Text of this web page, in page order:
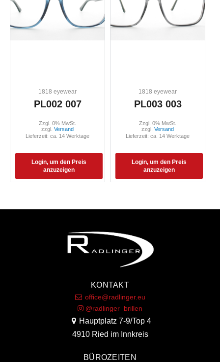
1818 eyewear
PL002 007
Login, um den Preis
anzuzeigen
Zzgl. 0% MwSt.
zzgl. Versand
Lieferzeit: ca. 14 Werktage
1818 eyewear
PL003 003
Login, um den Preis
anzuzeigen
Zzgl. 0% MwSt.
zzgl. Versand
Lieferzeit: ca. 14 Werktage
KONTAKT
office@radlinger.eu
@radlinger_brillen
Hauptplatz 7-9/Top 4
4910 Ried im Innkreis
BÜROZEITEN